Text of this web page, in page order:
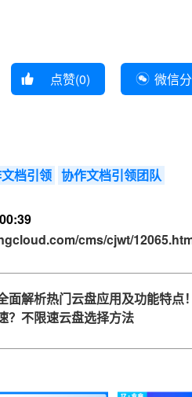
点赞(0) 微信
档引领 协作文档引领团队
cms/cjwt/
面解析热门云盘应用及功能特点！
？不限速云盘选择方法